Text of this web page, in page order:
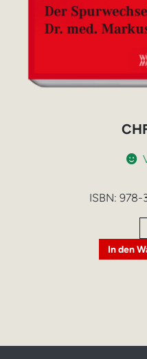
ISBN: 978-
In den